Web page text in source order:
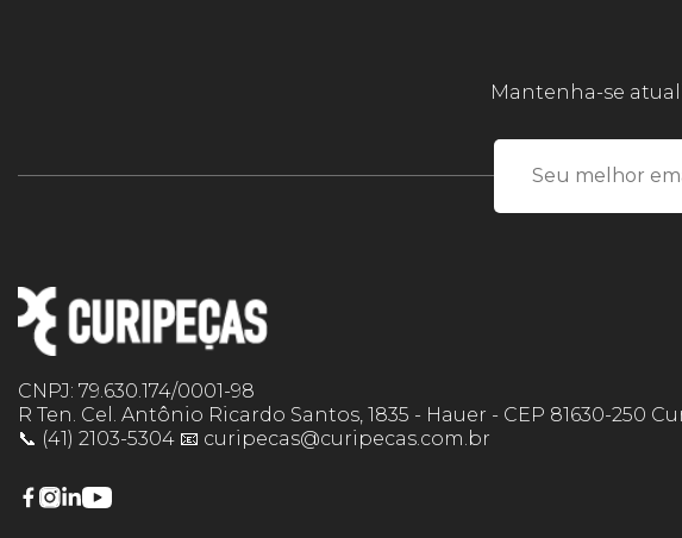
Mantenha-se
CNPJ: 79.630.174/0001-98
R Ten. Cel. Antônio Ricardo Santos, 1835 - Hauer - CEP 81630-250
📞 (41) 2103-5304 📧 curipecas@curipecas.com.br